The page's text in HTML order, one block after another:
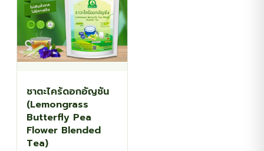
ชาตะไคร้ดอกอัญชัน
(Lemongrass
Butterfly Pea
Flower Blended
Tea)